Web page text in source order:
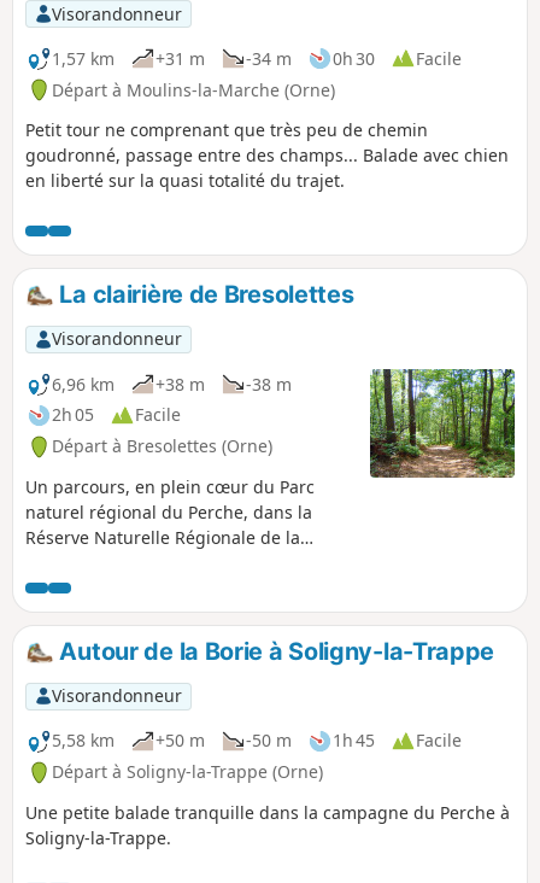
Visorandonneur
1,57 km
+31 m -34 m 0h 30
Facile
Départ à Moulins-la-Marche (Orne)
Petit tour ne comprenant que très peu de chemin
goudronné, passage entre des champs... Balade avec chien
en liberté sur la quasi totalité du trajet.
La clairière de Bresolettes
Visorandonneur
6,96 km
+38 m
-38 m
2h 05
Facile
Départ à Bresolettes (Orne)
Un parcours, en plein cœur du Parc
naturel régional du Perche, dans la
Réserve Naturelle Régionale de la
Autour de la Borie à Soligny-la-Trappe
Visorandonneur
5,58 km
+50 m -50 m 1h 45
Facile
Départ à Soligny-la-Trappe (Orne)
Une petite balade tranquille dans la campagne du Perche à
Soligny-la-Trappe.